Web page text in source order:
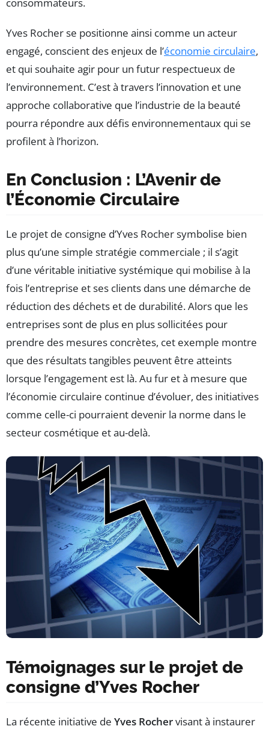
Yves Rocher se positionne ainsi comme un acteur
engagé, conscient des enjeux de l’économie circulaire,
et qui souhaite agir pour un futur respectueux de
l’environnement. C’est à travers l’innovation et une
approche collaborative que l’industrie de la beauté
pourra répondre aux défis environnementaux qui se
profilent à l’horizon.
En Conclusion : L’Avenir de
l’Économie Circulaire
Le projet de consigne d’Yves Rocher symbolise bien
plus qu’une simple stratégie commerciale ; il s’agit
d’une véritable initiative systémique qui mobilise à la
fois l’entreprise et ses clients dans une démarche de
réduction des déchets et de durabilité. Alors que les
entreprises sont de plus en plus sollicitées pour
prendre des mesures concrètes, cet exemple montre
que des résultats tangibles peuvent être atteints
lorsque l’engagement est là. Au fur et à mesure que
l’économie circulaire continue d’évoluer, des initiatives
comme celle-ci pourraient devenir la norme dans le
secteur cosmétique et au-delà.
Témoignages sur le projet de
consigne d’Yves Rocher
La récente initiative de Yves Rochervisant à instaurer